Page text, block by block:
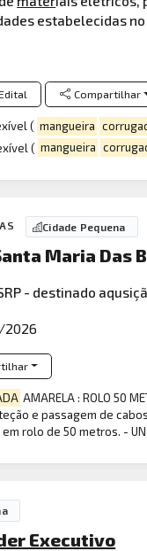
estabelecidas
Compartilhar
( mangueira
( mangueira
Cidade Pequena
Maria Das
- SRP - destinado
2026
AMARELA : ROLO 50
e passagem de
rolo de 50 metros. - UN
Executivo